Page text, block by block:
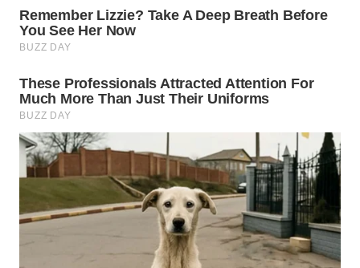
WN
PRIANGAN
TIMUR
WN
SEMARANG
WN
SOLO
WN
BOROBUDUR